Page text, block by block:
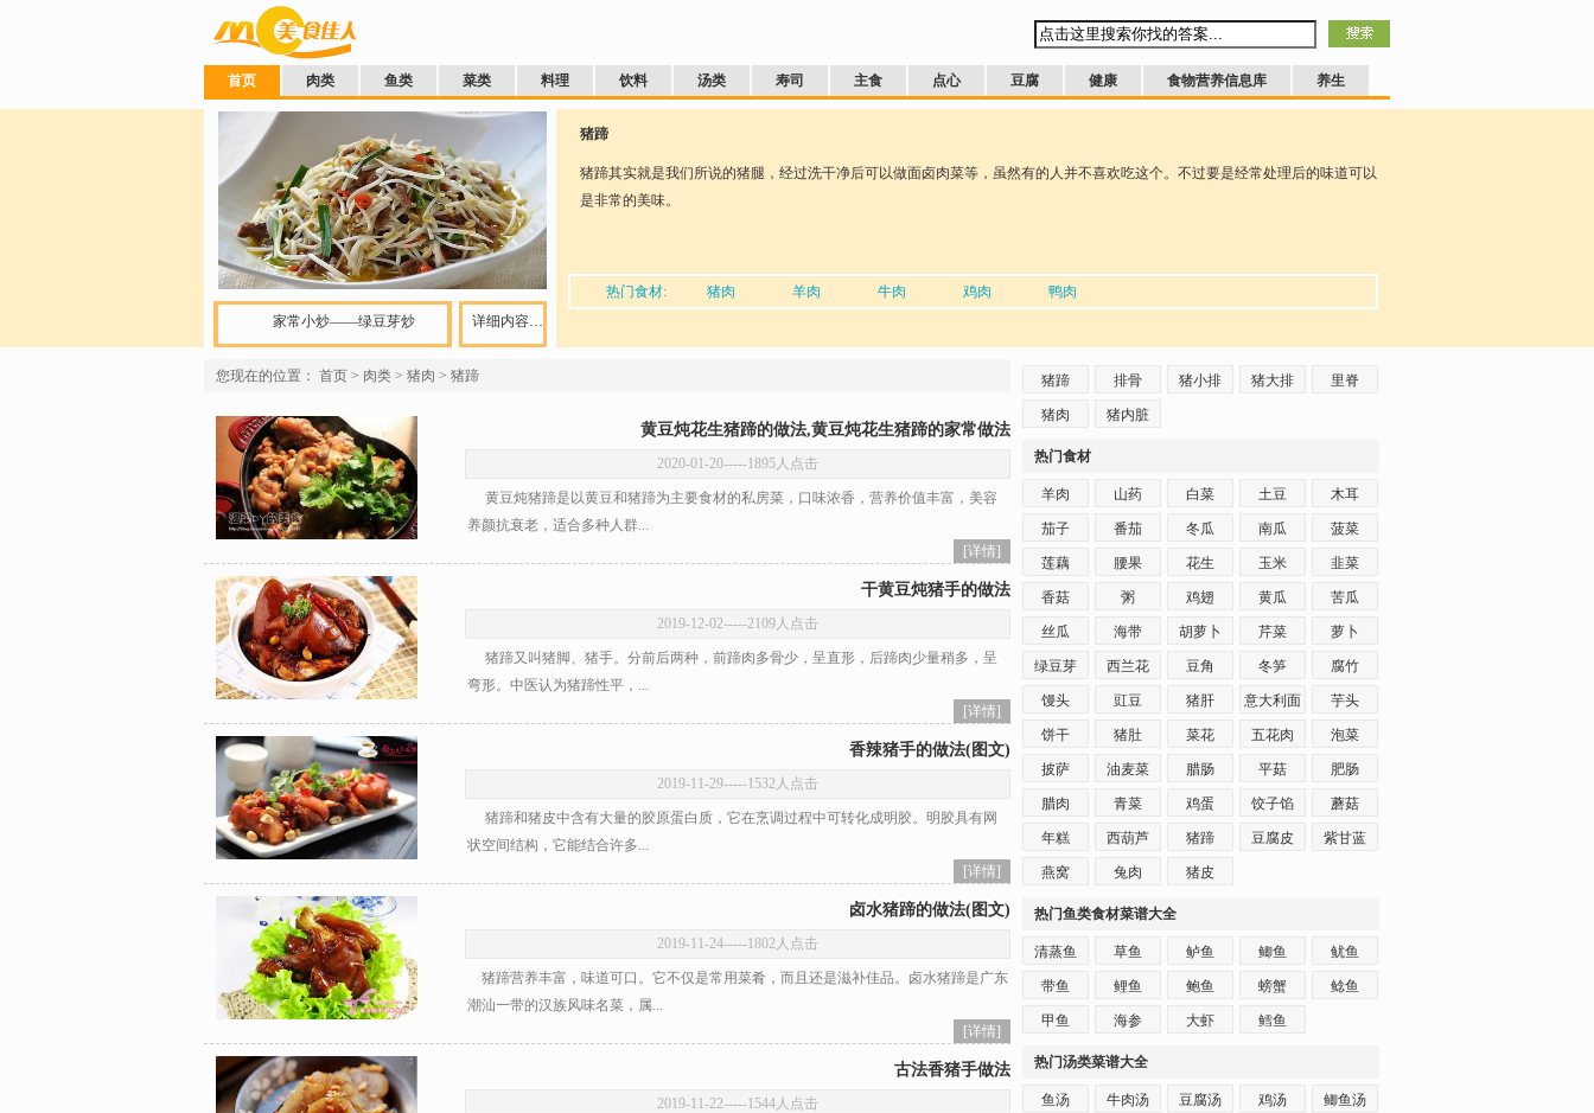
首页 肉类 鱼类 菜类 料理 饮料 汤类 寿司 主食 点心 豆腐 健康 食物营养信息库 养生
详细内容…
家常小炒——绿豆芽炒
猪蹄
猪蹄其实就是我们所说的猪腿，经过洗干净后可以做面卤肉菜等，虽然有的人并不喜欢吃这个。不过要是经常处理后的味道可以
是非常的美味。
热门食材: 猪肉 羊肉 牛肉 鸡肉 鸭肉
您现在的位置： 首页 > 肉类 > 猪肉 > 猪蹄
黄豆炖花生猪蹄的做法,黄豆炖花生猪蹄的家常做法
2020-01-20-----1895人点击
黄豆炖猪蹄是以黄豆和猪蹄为主要食材的私房菜，口味浓香，营养价值丰富，美容
养颜抗衰老，适合多种人群...
[详情]
干黄豆炖猪手的做法
2019-12-02-----2109人点击
猪蹄又叫猪脚、猪手。分前后两种，前蹄肉多骨少，呈直形，后蹄肉少量稍多，呈
弯形。中医认为猪蹄性平，...
[详情]
香辣猪手的做法(图文)
2019-11-29-----1532人点击
猪蹄和猪皮中含有大量的胶原蛋白质，它在烹调过程中可转化成明胶。明胶具有网
状空间结构，它能结合许多...
[详情]
卤水猪蹄的做法(图文)
2019-11-24-----1802人点击
猪蹄营养丰富，味道可口。它不仅是常用菜肴，而且还是滋补佳品。卤水猪蹄是广东
潮汕一带的汉族风味名菜，属...
[详情]
古法香猪手做法
2019-11-22-----1544人点击
猪蹄 排骨 猪小排 猪大排 里脊
猪肉 猪内脏
热门食材
羊肉 山药 白菜 土豆 木耳
茄子 番茄 冬瓜 南瓜 菠菜
莲藕 腰果 花生 玉米 韭菜
香菇 粥 鸡翅 黄瓜 苦瓜
丝瓜 海带 胡萝卜 芹菜 萝卜
绿豆芽 西兰花 豆角 冬笋 腐竹
馒头 豇豆 猪肝 意大利面 芋头
饼干 猪肚 菜花 五花肉 泡菜
披萨 油麦菜 腊肠 平菇 肥肠
腊肉 青菜 鸡蛋 饺子馅 蘑菇
年糕 西葫芦 猪蹄 豆腐皮 紫甘蓝
燕窝 兔肉 猪皮
热门鱼类食材菜谱大全
清蒸鱼 草鱼 鲈鱼 鲫鱼 鱿鱼
带鱼 鲤鱼 鲍鱼 螃蟹 鲶鱼
甲鱼 海参 大虾 鳕鱼
热门汤类菜谱大全
鱼汤 牛肉汤 豆腐汤 鸡汤 鲫鱼汤